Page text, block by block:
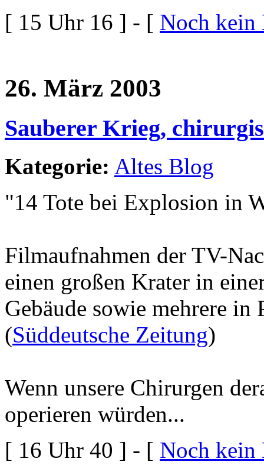
[ 15 Uhr 16 ] - [ Noch kein
26. März 2003
Sauberer Krieg,
Kategorie: Altes Blog
"14 Tote bei Explosion in
Filmaufnahmen der TV-
einen großen Krater in
Gebäude sowie mehrere
(Süddeutsche Zeitung)
Wenn unsere Chirurgen
operieren würden...
[ 16 Uhr 40 ] - [ Noch kein